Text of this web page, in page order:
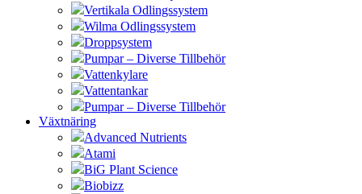
Vertikala Odlingssystem
Wilma Odlingssystem
Droppsystem
Pumpar – Diverse Tillbehör
Vattenkylare
Vattentankar
Pumpar – Diverse Tillbehör
Växtnäring
Advanced Nutrients
Atami
BiG Plant Science
Biobizz